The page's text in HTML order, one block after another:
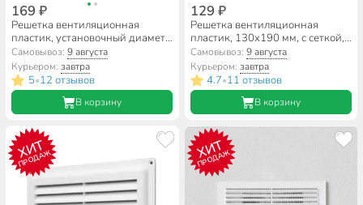
169 ₽
Решетка вентиляционная
пластик, установочный диаметр
100 мм, с сеткой, ERA, 10РКС
Самовывоз:9 августа
Курьером:завтра
5•12 отзывов
В корзину
129 ₽
Решетка вентиляционная
пластик, 130х190 мм, с сеткой,
Viento, 1319В
Самовывоз: 9 августа
Курьером: завтра
4.7•11 отзывов
В корзину
ХИТ
ПРОДАЖ ХИТ
ПРОДАЖ